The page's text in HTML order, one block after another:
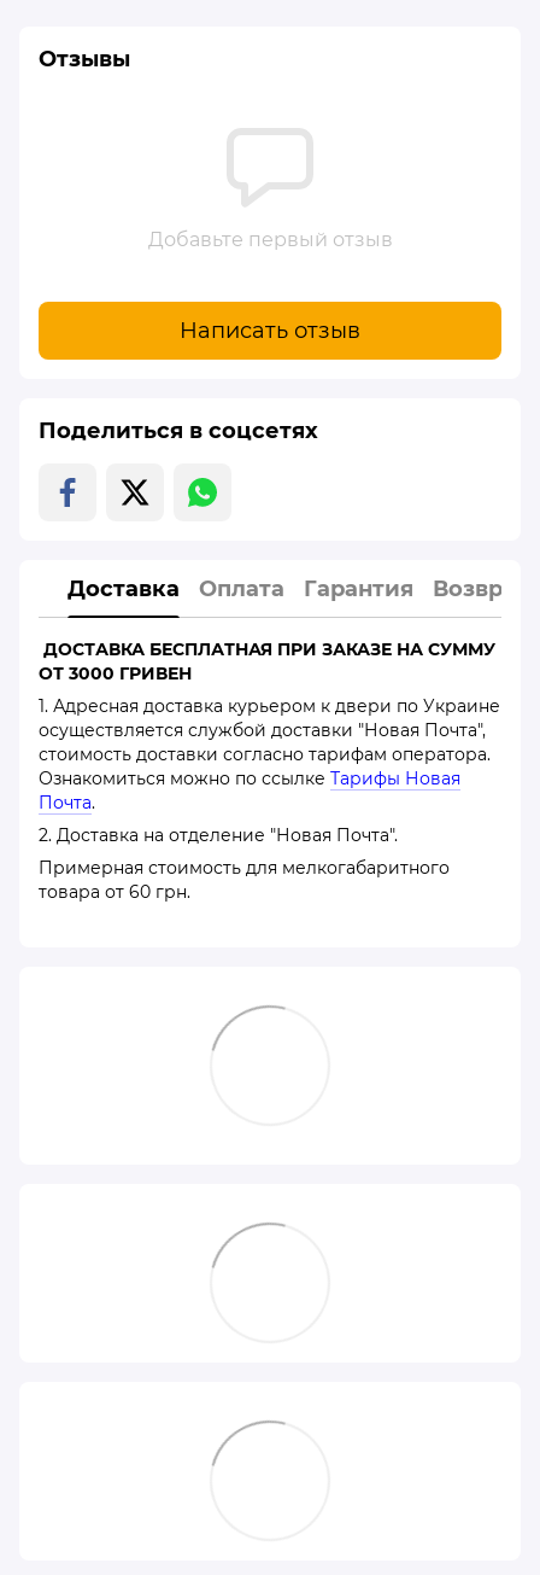
Отзывы
Добавьте первый отзыв
Написать отзыв
Поделиться в соцсетях
Доставка Оплата Гарантия Возврат
ДОСТАВКА БЕСПЛАТНАЯ ПРИ ЗАКАЗЕ НА СУММУ
ОТ 3000 ГРИВЕН
1. Адресная доставка курьером к двери по Украине
осуществляется службой доставки "Новая Почта",
стоимость доставки согласно тарифам оператора.
Ознакомиться можно по ссылке Тарифы Новая
Почта.
2. Доставка на отделение "Новая Почта".
Примерная стоимость для мелкогабаритного
товара от 60 грн.